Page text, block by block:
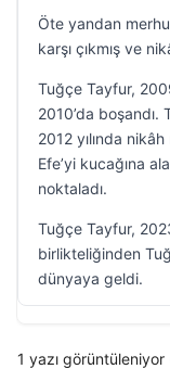
Öte yandan
karşı çıkmış ve
Tuğçe Tayfur,
2010’da
2012 yılında
Efe’yi kucağına
noktaladı.
Tuğçe Tayfur,
birlikteliğinden
dünyaya geldi.
1 yazı görüntüleniyor